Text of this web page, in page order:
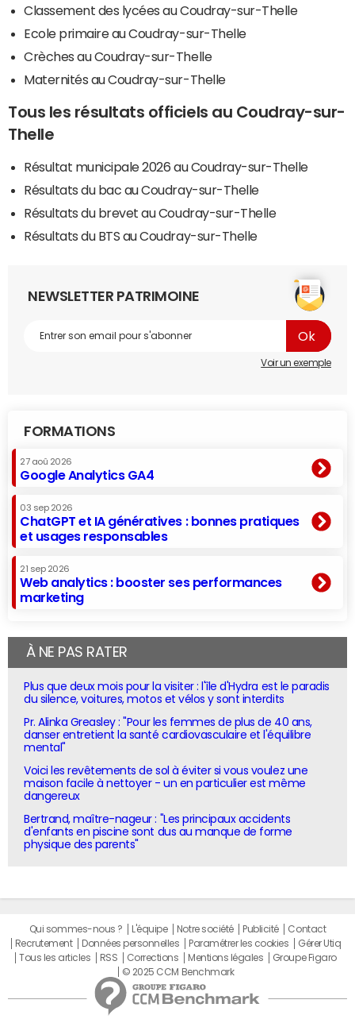
Classement des lycées au Coudray-sur-Thelle
Ecole primaire au Coudray-sur-Thelle
Crèches au Coudray-sur-Thelle
Maternités au Coudray-sur-Thelle
Tous les résultats officiels au Coudray-sur-
Thelle
Résultat municipale 2026 au Coudray-sur-Thelle
Résultats du bac au Coudray-sur-Thelle
Résultats du brevet au Coudray-sur-Thelle
Résultats du BTS au Coudray-sur-Thelle
NEWSLETTER PATRIMOINE
Voir un exemple
FORMATIONS
27 aoû 2026
Google Analytics GA4
03 sep 2026
ChatGPT et IA génératives : bonnes pratiques
et usages responsables
21 sep 2026
Web analytics : booster ses performances
marketing
À NE PAS RATER
Plus que deux mois pour la visiter : l'île d'Hydra est le paradis
du silence, voitures, motos et vélos y sont interdits
Pr. Alinka Greasley : "Pour les femmes de plus de 40 ans,
danser entretient la santé cardiovasculaire et l'équilibre
mental"
Voici les revêtements de sol à éviter si vous voulez une
maison facile à nettoyer - un en particulier est même
dangereux
Bertrand, maître-nageur : "Les principaux accidents
d'enfants en piscine sont dus au manque de forme
physique des parents"
Qui sommes-nous ? L'équipe Notre société Publicité
Contact
Recrutement
Données personnelles Paramétrer les cookies
Gérer Utiq
Tous les articles
RSS Corrections Mentions légales
Groupe Figaro
© 2025 CCM Benchmark